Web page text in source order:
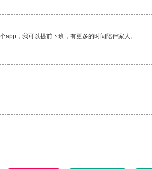
，我可以提前下班，有更多的时间陪伴家人。